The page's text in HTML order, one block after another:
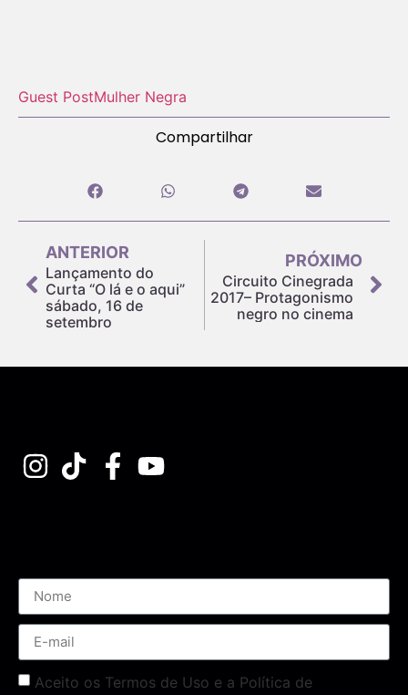
Guest PostMulher Negra
Compartilhar
ANTERIOR
Lançamento do
Curta “O lá e o aqui”
sábado, 16 de
setembro
PRÓXIMO
Circuito Cinegrada
2017– Protagonismo
negro no cinema
Aceito os Termos de Uso e a Política de